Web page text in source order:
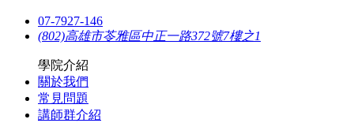
07-7927-146
(802)高雄市苓雅區中正一路372號7樓之1
學院介紹
關於我們
常見問題
講師群介紹